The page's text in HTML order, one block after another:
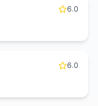
6.0
6.0